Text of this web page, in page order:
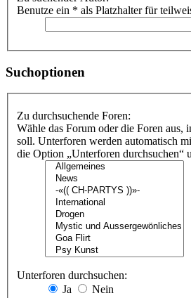
Benutze ein * als Platzhalter für
Suchoptionen
Zu durchsuchende Foren:
Wähle das Forum oder die Foren aus,
soll. Unterforen werden automatisch
die Option „Unterforen durchsuchen“
Unterforen durchsuchen:
Ja
Nein